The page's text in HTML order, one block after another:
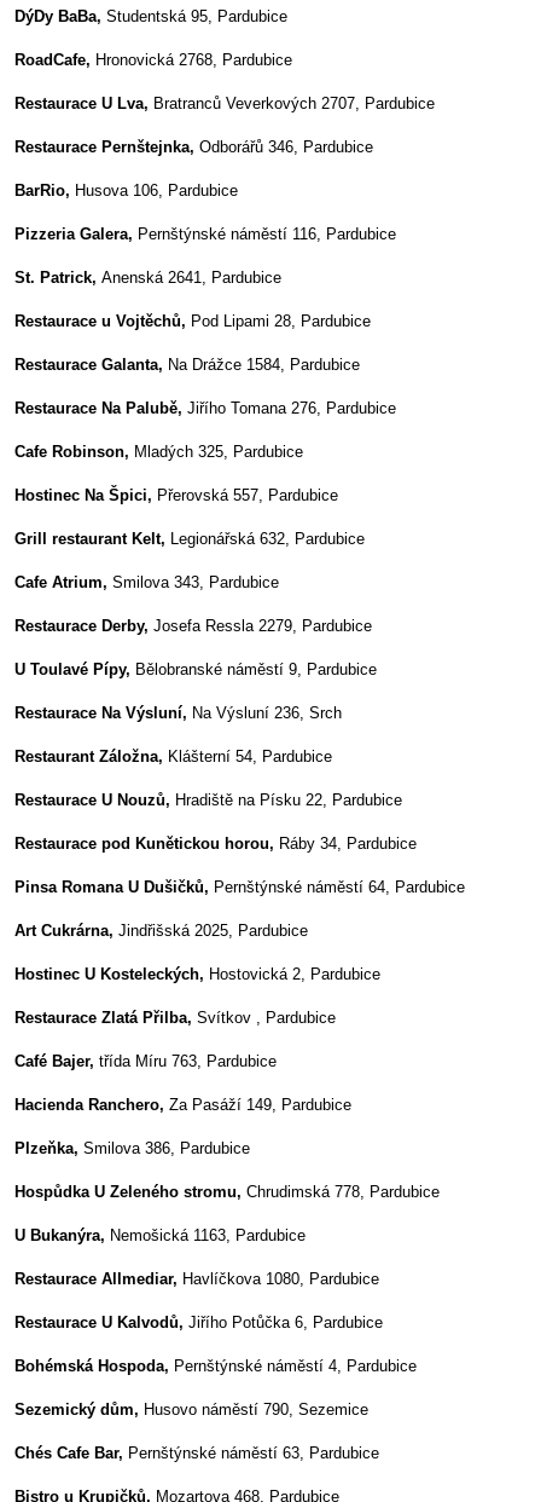
DýDy BaBa,Studentská 95, Pardubice
RoadCafe, Hronovická 2768, Pardubice
Restaurace U Lva, Bratranců Veverkových 2707, Pardubice
Restaurace Pernštejnka,Odborářů 346, Pardubice
BarRio, Husova 106, Pardubice
Pizzeria Galera, Pernštýnské náměstí 116, Pardubice
St. Patrick,Anenská 2641, Pardubice
Restaurace u Vojtěchů, Pod Lipami 28, Pardubice
Restaurace Galanta, Na Drážce 1584, Pardubice
Restaurace Na Palubě,Jiřího Tomana 276, Pardubice
Cafe Robinson, Mladých 325, Pardubice
Hostinec Na Špici, Přerovská 557, Pardubice
Grill restaurant Kelt, Legionářská 632, Pardubice
Cafe Atrium,Smilova 343, Pardubice
Restaurace Derby,Josefa Ressla 2279, Pardubice
U Toulavé Pípy, Bělobranské náměstí 9, Pardubice
Restaurace Na Výsluní, Na Výsluní 236, Srch
Restaurant Záložna, Klášterní 54, Pardubice
Restaurace U Nouzů, Hradiště na Písku 22, Pardubice
Restaurace pod Kunětickou horou, Ráby 34, Pardubice
Pinsa Romana U Dušičků, Pernštýnské náměstí 64, Pardubice
Art Cukrárna,Jindřišská 2025, Pardubice
Hostinec U Kosteleckých, Hostovická 2, Pardubice
Restaurace Zlatá Přilba,Svítkov , Pardubice
Café Bajer,třída Míru 763, Pardubice
Hacienda Ranchero,Za Pasáží 149, Pardubice
Plzeňka,Smilova 386, Pardubice
Hospůdka U Zeleného stromu,Chrudimská 778, Pardubice
U Bukanýra, Nemošická 1163, Pardubice
Restaurace Allmediar, Havlíčkova 1080, Pardubice
Restaurace U Kalvodů,Jiřího Potůčka 6, Pardubice
Bohémská Hospoda, Pernštýnské náměstí 4, Pardubice
Sezemický dům, Husovo náměstí 790, Sezemice
Chés Cafe Bar, Pernštýnské náměstí 63, Pardubice
Bistro u Krupičků, Mozartova 468, Pardubice